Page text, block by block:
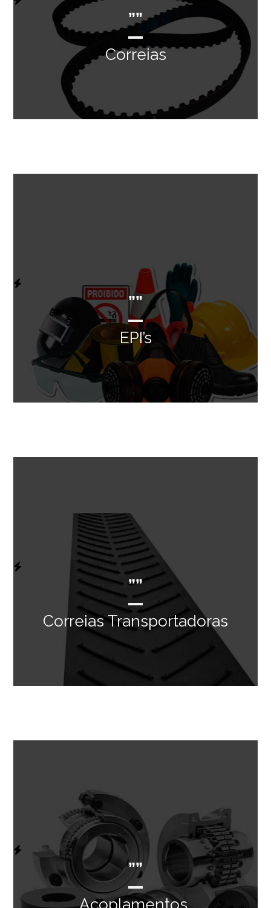
””
Correias
””
EPI’s
””
Correias Transportadoras
””
Acoplamentos